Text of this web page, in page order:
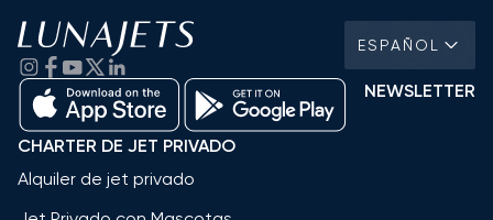
ESPAÑOL
NEWSLETTER
CHARTER DE JET PRIVADO
Alquiler de jet privado